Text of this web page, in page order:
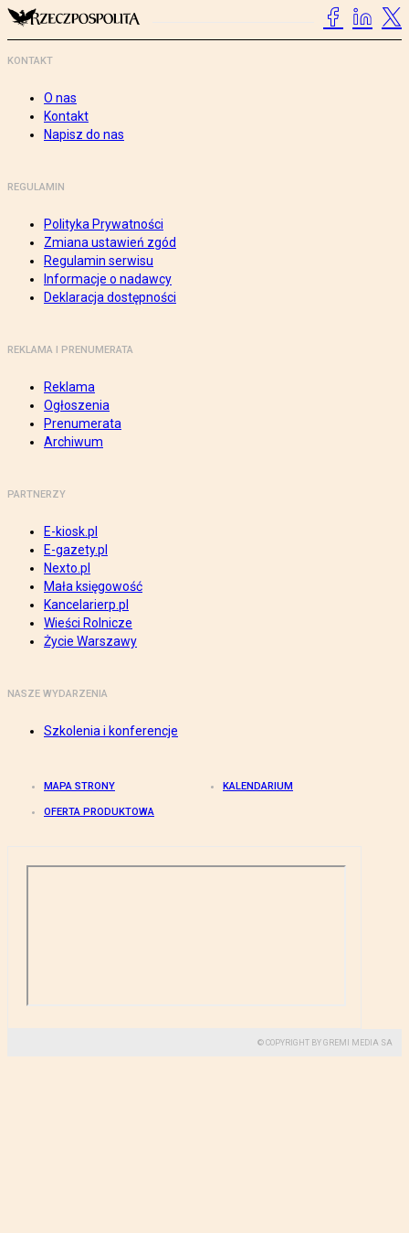
KONTAKT
O nas
Kontakt
Napisz do nas
REGULAMIN
Polityka Prywatności
Zmiana ustawień zgód
Regulamin serwisu
Informacje o nadawcy
Deklaracja dostępności
REKLAMA I PRENUMERATA
Reklama
Ogłoszenia
Prenumerata
Archiwum
PARTNERZY
E-kiosk.pl
E-gazety.pl
Nexto.pl
Mała księgowość
Kancelarierp.pl
Wieści Rolnicze
Życie Warszawy
NASZE WYDARZENIA
Szkolenia i konferencje
MAPA STRONY KALENDARIUM
OFERTA PRODUKTOWA
© COPYRIGHT BY GREMI MEDIA SA